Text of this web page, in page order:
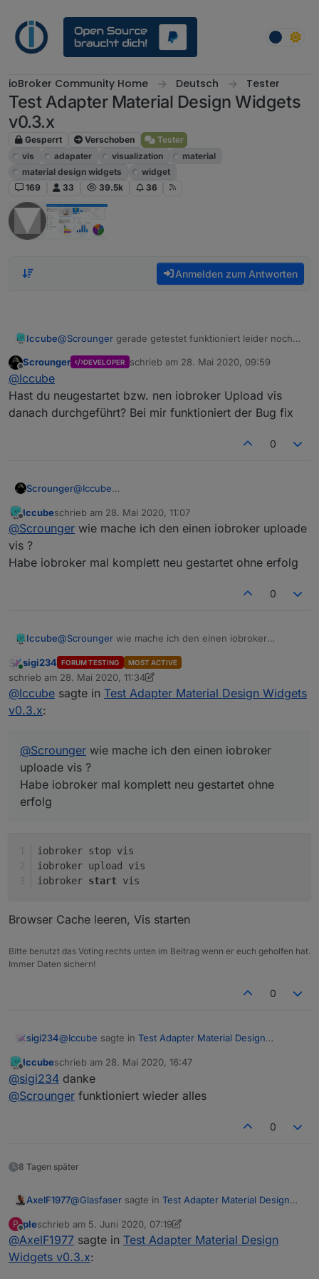
ioBroker Community Home Deutsch Tester
Test Adapter Material Design Widgets
v0.3.x
Gesperrt Verschoben
Tester
vis
adapater visualization
material
material design widgets
widget
169
33 39.5k 36
Anmelden zum Antworten
Iccube@Scrounger gerade getestet funktioniert leider noch
Offline
Scrounger DEVELOPER schrieb am 28. Mai 2020, 09:59
zuletzt editiert von
@Iccube
Hast du neugestartet bzw. nen iobroker Upload vis
danach durchgeführt? Bei mir funktioniert der Bug fix
0
Scrounger@Iccube
danach durchgeführt? Bei mir funktioniert der Bug
fix
Offline
Iccubeschrieb am 28. Mai 2020, 11:07
zuletzt editiert von
@Scrounger wie mache ich den einen iobroker uploade
vis ?
Habe iobroker mal komplett neu gestartet ohne erfolg
0
Iccube@Scrounger wie mache ich den einen iobroker
Habe iobroker mal komplett neu gestartet ohne erfolg
Online
sigi234 FORUM TESTING MOST ACTIVE
schrieb am 28. Mai 2020, 11:34
zuletzt editiert von sigi234
@Iccube sagte in Test Adapter Material Design Widgets
v0.3.x:
@Scrounger wie mache ich den einen iobroker
uploade vis ?
Habe iobroker mal komplett neu gestartet ohne
erfolg
iobroker stop vis
iobroker upload vis
iobroker start vis
Browser Cache leeren, Vis starten
Bitte benutzt das Voting rechts unten im Beitrag wenn er euch geholfen hat.
Immer Daten sichern!
0
sigi234@Iccube sagte in Test Adapter Material Design
@Scrounger
uploade vis ?
Habe iobroker mal komplett neu gestartet ohne
iobroker stop vis
Offline
Iccubeschrieb am 28. Mai 2020, 16:47
zuletzt editiert von
@sigi234 danke
@Scrounger funktioniert wieder alles
0
8 Tagen später
AxelF1977@Glasfaser sagte in Test Adapter Material Design
@AxelF1977
Alles gut ... hast bis jetzt alles richtig gemacht !
Großartig, vielen Dank! Das hat geholfen.
P
Offline
pleschrieb am 5. Juni 2020, 07:19
zuletzt editiert von ple6. Mai 2020, 09:32
@AxelF1977 sagte in Test Adapter Material Design
Widgets v0.3.x: